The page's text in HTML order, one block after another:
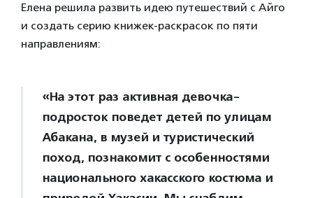
Елена решила развить идею путешествий с Айго
и создать серию книжек-раскрасок по пяти
направлениям:
«На этот раз активная девочка-
подросток поведет детей по улицам
Абакана, в музей и туристический
поход, познакомит с особенностями
национального хакасского костюма и